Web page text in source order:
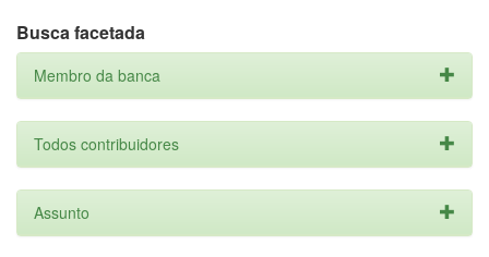
Busca facetada
Membro da banca
Todos contribuidores
Assunto